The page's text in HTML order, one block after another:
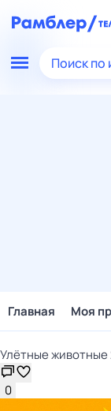
Поиск по
Главная Моя
Улётные животные
0